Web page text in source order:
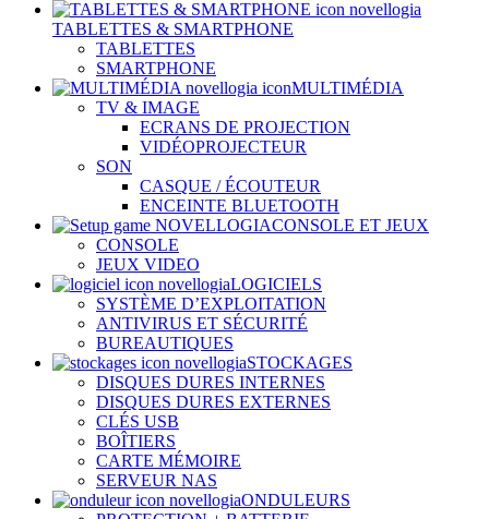
TABLETTES & SMARTPHONE
TABLETTES
SMARTPHONE
MULTIMÉDIA
TV & IMAGE
ECRANS DE PROJECTION
VIDÉOPROJECTEUR
SON
CASQUE / ÉCOUTEUR
ENCEINTE BLUETOOTH
CONSOLE ET JEUX
CONSOLE
JEUX VIDEO
LOGICIELS
SYSTÈME D’EXPLOITATION
ANTIVIRUS ET SÉCURITÉ
BUREAUTIQUES
STOCKAGES
DISQUES DURES INTERNES
DISQUES DURES EXTERNES
CLÉS USB
BOÎTIERS
CARTE MÉMOIRE
SERVEUR NAS
ONDULEURS